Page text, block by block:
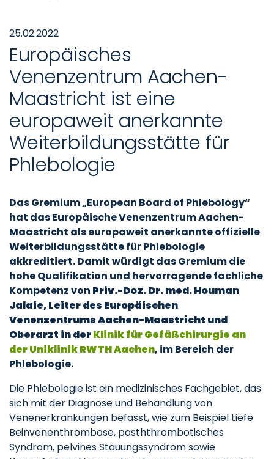
25.02.2022
Europäisches
Venenzentrum Aachen-
Maastricht ist eine
europaweit anerkannte
Weiterbildungsstätte für
Phlebologie
Das Gremium „European Board of Phlebology“
hat das Europäische Venenzentrum Aachen-
Maastricht als europaweit anerkannte offizielle
Weiterbildungsstätte für Phlebologie
akkreditiert. Damit würdigt das Gremiumdie
hohe Qualifikation und hervorragende fachliche
Kompetenz von Priv.-Doz. Dr. med. Houman
Jalaie, Leiter des Europäischen
Venenzentrums Aachen-Maastricht und
Oberarzt in derKlinik für Gefäßchirurgie an
der Uniklinik RWTH Aachen, im Bereich der
Phlebologie.
Die Phlebologie ist ein medizinisches Fachgebiet, das
sich mit der Diagnose und Behandlung von
Venenerkrankungen befasst, wie zum Beispiel tiefe
Beinvenenthrombose, posththrombotisches
Syndrom, pelvines Stauungssyndrom sowie